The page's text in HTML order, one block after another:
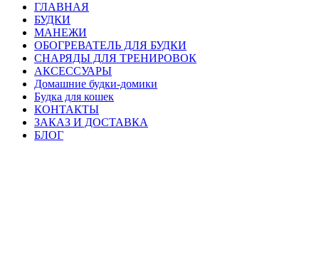
ГЛАВНАЯ
БУДКИ
МАНЕЖИ
ОБОГРЕВАТЕЛЬ ДЛЯ БУДКИ
СНАРЯДЫ ДЛЯ ТРЕНИРОВОК
АКСЕССУАРЫ
Домашние будки-домики
Будка для кошек
КОНТАКТЫ
ЗАКАЗ И ДОСТАВКА
БЛОГ